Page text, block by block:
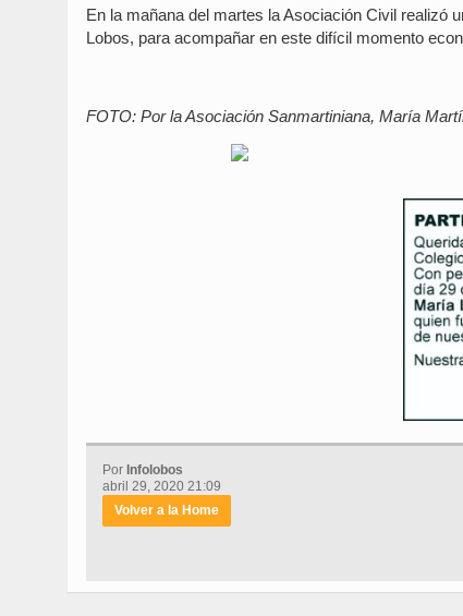
En la mañana del martes la Asociación Civil realizó
Lobos, para acompañar en este difícil momento
FOTO: Por la Asociación Sanmartiniana, María
Por Infolobos
abril 29, 2020 21:09
Volver a la Home